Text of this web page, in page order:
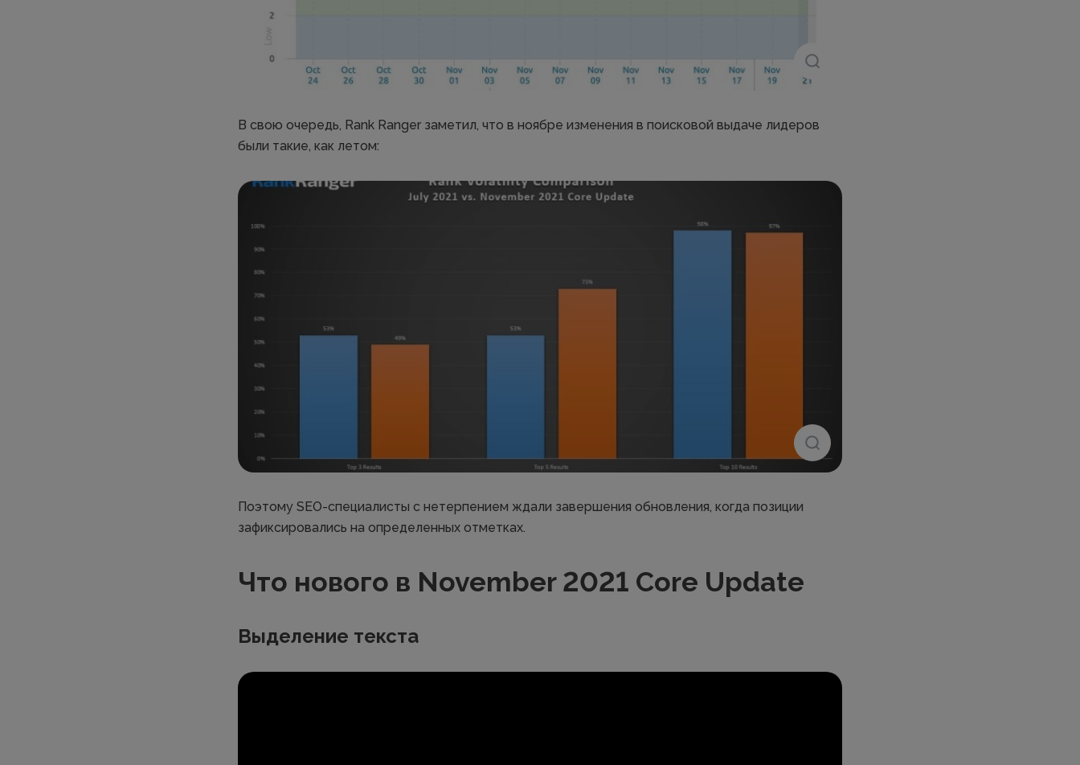
В свою очередь, Rank Ranger заметил, что в ноябре изменения в поисковой выдаче лидеров
были такие, как летом:
Поэтому SEO-специалисты с нетерпением ждали завершения обновления, когда позиции
зафиксировались на определенных отметках.
Что нового в November 2021 Core Update
Выделение текста